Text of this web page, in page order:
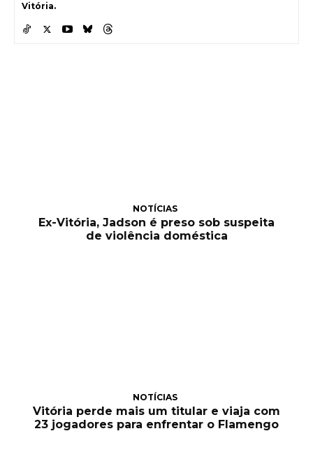
Vitória.
NOTÍCIAS
Ex-Vitória, Jadson é preso sob suspeita
de violência doméstica
NOTÍCIAS
Vitória perde mais um titular e viaja com
23 jogadores para enfrentar o Flamengo